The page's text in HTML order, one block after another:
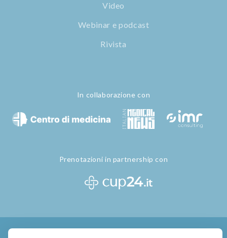
Video
Webinar e podcast
Rivista
In collaborazione con
Prenotazioni in partnership con